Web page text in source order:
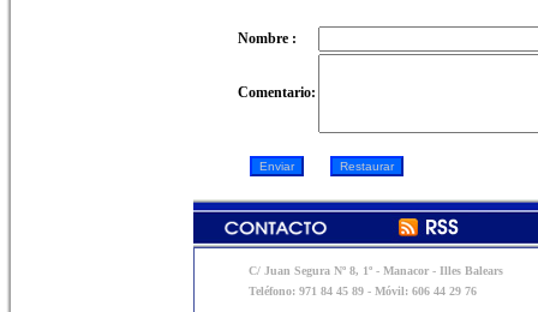
Nombre :
Comentario:
C/ Juan Segura Nº 8, 1º - Manacor - Illes Balears
Teléfono: 971 84 45 89 - Móvil: 606 44 29 76